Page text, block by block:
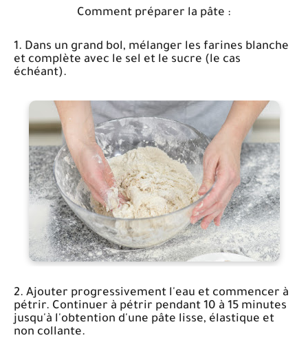
Comment préparer la pâte :
1. Dans un grand bol, mélanger les farines blanche
et complète avec le sel et le sucre (le cas
échéant).
2. Ajouter progressivement l'eau et commencer à
pétrir. Continuer à pétrir pendant 10 à 15 minutes
jusqu'à l'obtention d'une pâte lisse, élastique et
non collante.